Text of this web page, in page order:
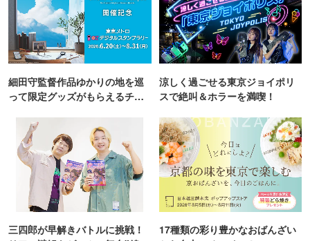
細田守監督作品ゆかりの地を巡
って限定グッズがもらえるチャ
涼しく過ごせる東京ジョイポリ
スで絶叫＆ホラーを満喫！
三四郎が早解きバトルに挑戦！
17種類の彩り豊かなおばんざい